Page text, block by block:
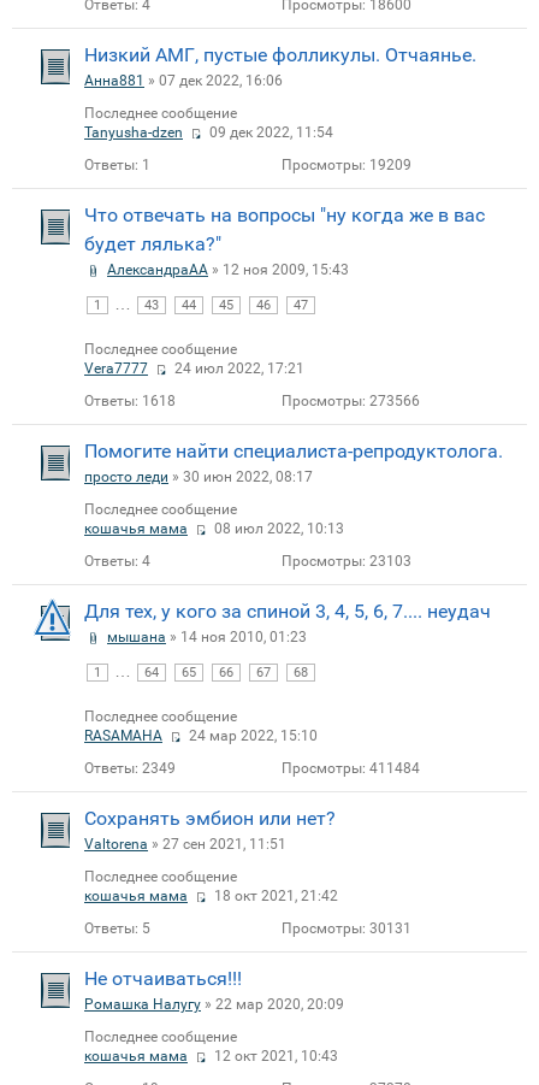
Ответы: 4 Просмотры: 18600
Низкий АМГ, пустые фолликулы. Отчаянье.
Анна881 » 07 дек 2022, 16:06
Последнее сообщение
Tanyusha-dzen
09 дек 2022, 11:54
Ответы: 1 Просмотры: 19209
Что отвечать на вопросы "ну когда же в вас
будет лялька?"
АлександраAA » 12 ноя 2009, 15:43
1 43 44 45 46 47
Последнее сообщение
Vera7777
24 июл 2022, 17:21
Ответы: 1618 Просмотры: 273566
Помогите найти специалиста-репродуктолога.
просто леди » 30 июн 2022, 08:17
Последнее сообщение
кошачья мама
08 июл 2022, 10:13
Ответы: 4 Просмотры: 23103
Для тех, у кого за спиной 3, 4, 5, 6, 7.... неудач
мышана » 14 ноя 2010, 01:23
1 64 65 66 67 68
Последнее сообщение
RASAMAHA
24 мар 2022, 15:10
Ответы: 2349 Просмотры: 411484
Сохранять эмбион или нет?
Valtorena » 27 сен 2021, 11:51
Последнее сообщение
кошачья мама
18 окт 2021, 21:42
Ответы: 5 Просмотры: 30131
Не отчаиваться!!!
Ромашка Налугу » 22 мар 2020, 20:09
Последнее сообщение
кошачья мама
12 окт 2021, 10:43